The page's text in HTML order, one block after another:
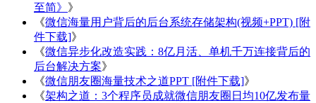
至简》 》
《微信海量用户背后的后台系统存储架构(视频+PPT) [附
件下载]》
《微信异步化改造实践：8亿月活、单机千万连接背后的
后台解决方案》
《微信朋友圈海量技术之道PPT [附件下载]》
《架构之道：3个程序员成就微信朋友圈日均10亿发布量